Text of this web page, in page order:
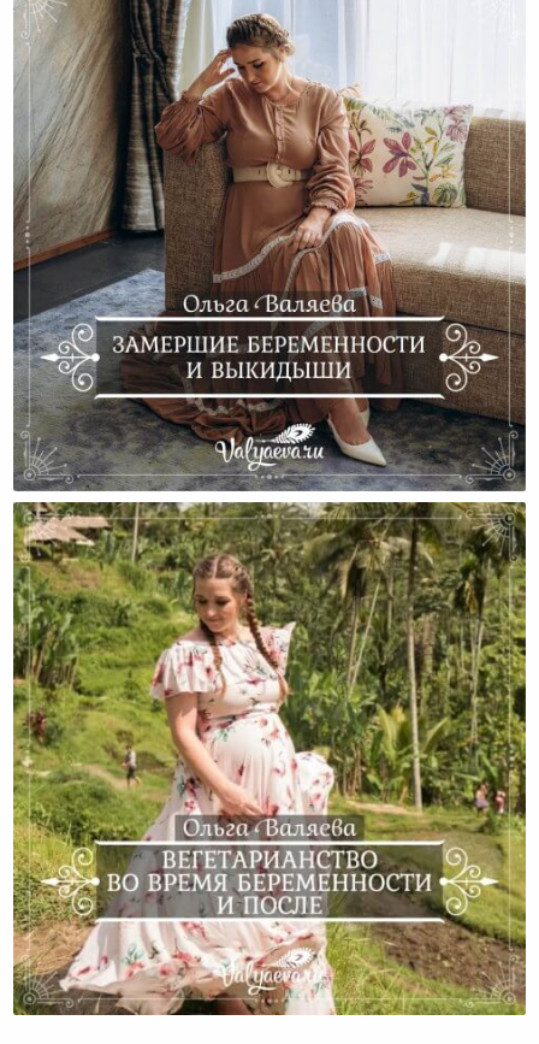
Замершие Беременности И Выкидыши
Вегетарианство Во Время Беременности И После